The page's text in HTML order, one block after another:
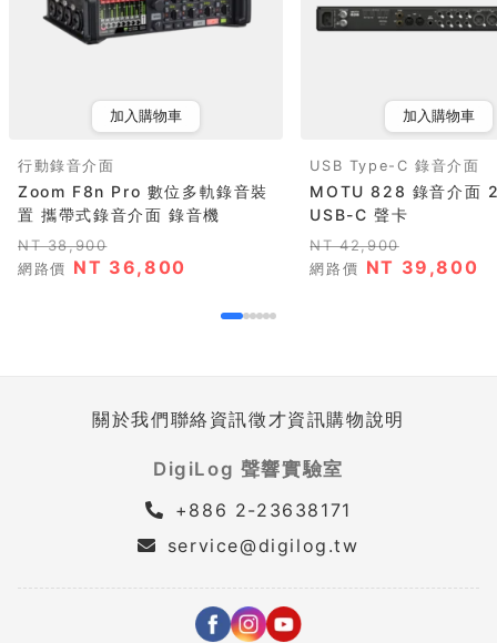
加入購物車
行動錄音介面
Zoom F8n Pro 數位多軌錄音裝
置 攜帶式錄音介面 錄音機
NT 38,900
網路價 NT 36,800
加入購物車
USB Type-C 錄音介面
MOTU 828 錄音介面
USB-C 聲卡
NT 42,900
網路價 NT 39,800
關於我們聯絡資訊徵才資訊購物說明
DigiLog 聲響實驗室
+886 2-23638171
service@digilog.tw